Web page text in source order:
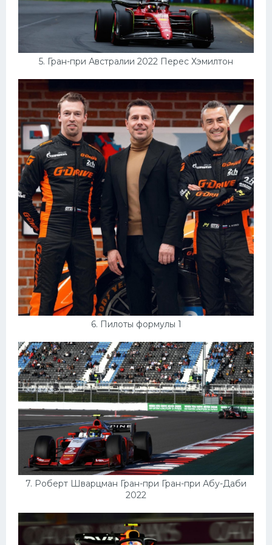
5. Гран-при Австралии 2022 Перес Хэмилтон
6. Пилоты формулы 1
7. Роберт Шварцман Гран-при Гран-при Абу-Даби
2022